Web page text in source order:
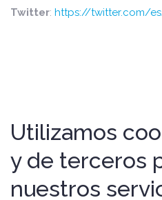
Twitter: https://twitter.com/
Utilizamos
y de terceros
nuestros